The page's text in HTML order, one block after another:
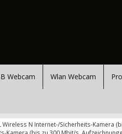
Webcam Wlan Webcam
Wireless N Internet-/Sicherheits-